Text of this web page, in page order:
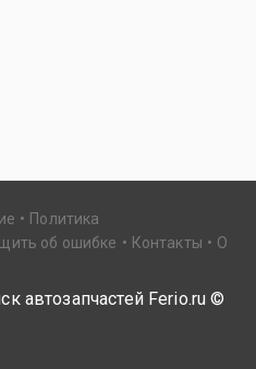
Политика
об ошибке Контакты
О
автозапчастей Ferio.ru ©